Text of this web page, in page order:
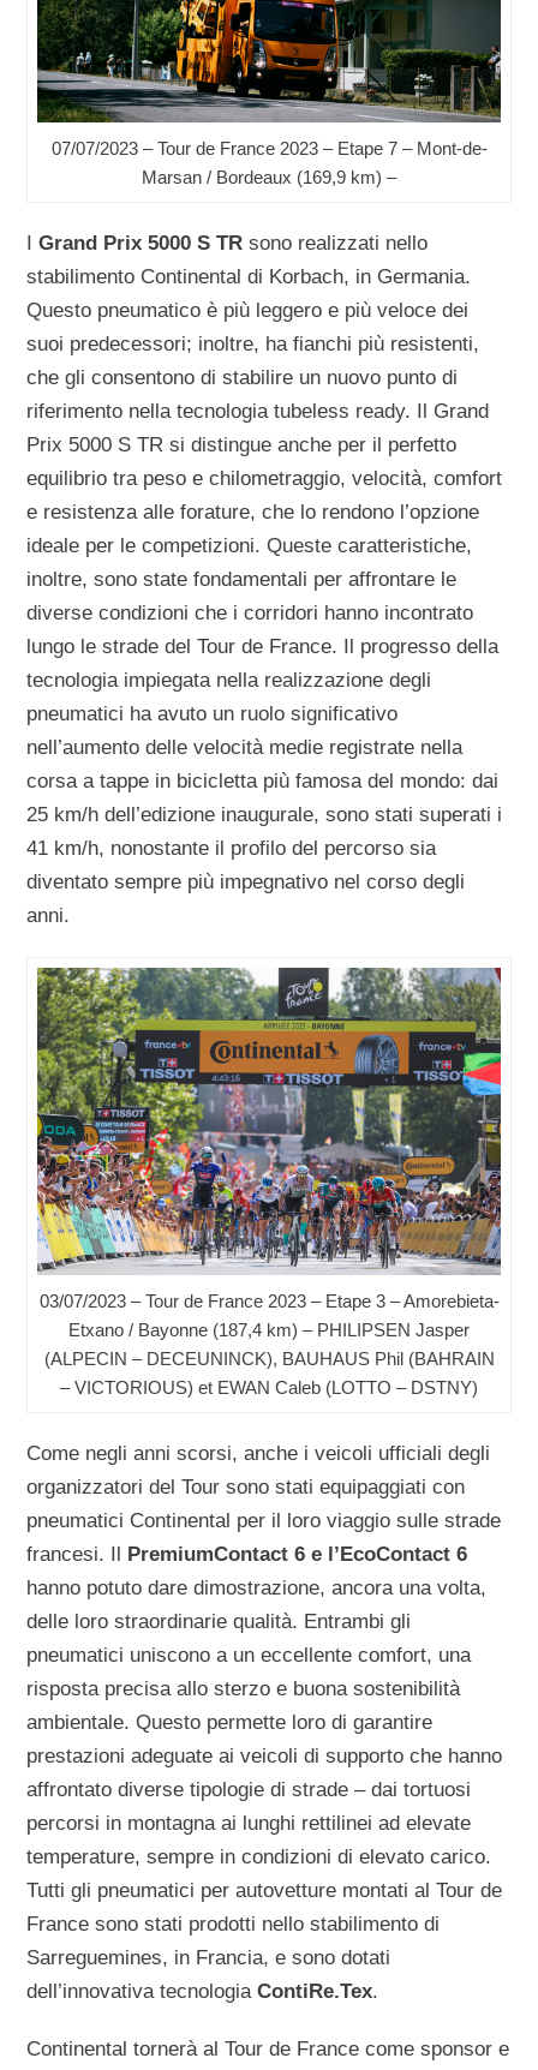
07/07/2023 – Tour de France 2023 – Etape 7 – Mont-de-
Marsan / Bordeaux (169,9 km) –
IGrand Prix 5000 S TR sono realizzati nello
stabilimento Continental di Korbach, in Germania.
Questo pneumatico è più leggero e più veloce dei
suoi predecessori; inoltre, ha fianchi più resistenti,
che gli consentono di stabilire un nuovo punto di
riferimento nella tecnologia tubeless ready. Il Grand
Prix 5000 S TR si distingue anche per il perfetto
equilibrio tra peso e chilometraggio, velocità, comfort
e resistenza alle forature, che lo rendono l’opzione
ideale per le competizioni. Queste caratteristiche,
inoltre, sono state fondamentali per affrontare le
diverse condizioni che i corridori hanno incontrato
lungo le strade del Tour de France. Il progresso della
tecnologia impiegata nella realizzazione degli
pneumatici ha avuto un ruolo significativo
nell’aumento delle velocità medie registrate nella
corsa a tappe in bicicletta più famosa del mondo: dai
25 km/h dell’edizione inaugurale, sono stati superati i
41 km/h, nonostante il profilo del percorso sia
diventato sempre più impegnativo nel corso degli
anni.
03/07/2023 – Tour de France 2023 – Etape 3 – Amorebieta-
Etxano / Bayonne (187,4 km) – PHILIPSEN Jasper
(ALPECIN – DECEUNINCK), BAUHAUS Phil (BAHRAIN
– VICTORIOUS) et EWAN Caleb (LOTTO – DSTNY)
Come negli anni scorsi, anche i veicoli ufficiali degli
organizzatori del Tour sono stati equipaggiati con
pneumatici Continental per il loro viaggio sulle strade
francesi. Il
PremiumContact 6 e l’EcoContact 6
hanno potuto dare dimostrazione, ancora una volta,
delle loro straordinarie qualità. Entrambi gli
pneumatici uniscono a un eccellente comfort, una
risposta precisa allo sterzo e buona sostenibilità
ambientale. Questo permette loro di garantire
prestazioni adeguate ai veicoli di supporto che hanno
affrontato diverse tipologie di strade – dai tortuosi
percorsi in montagna ai lunghi rettilinei ad elevate
temperature, sempre in condizioni di elevato carico.
Tutti gli pneumatici per autovetture montati al Tour de
France sono stati prodotti nello stabilimento di
Sarreguemines, in Francia, e sono dotati
dell’innovativa tecnologiaContiRe.Tex.
Continental tornerà al Tour de France come sponsor e